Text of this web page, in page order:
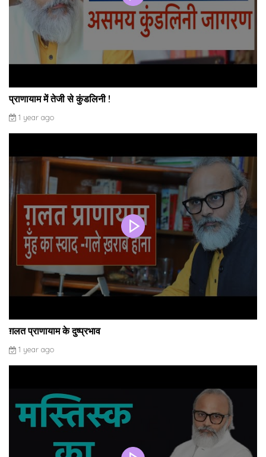
प्राणायाम में तेजी से कुंडलिनी !
1 year ago
ग़लत प्राणायाम के दुष्प्रभाव
1 year ago